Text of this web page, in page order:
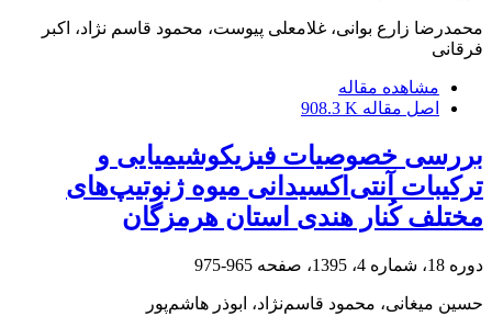
محمدرضا زارع بوانی، غلامعلی پیوست، محمود قاسم نژاد، اکبر
فرقانی
مشاهده مقاله
اصل مقاله 908.3 K
بررسی خصوصیات فیزیکوشیمیایی و
ترکیبات آنتی‌اکسیدانی میوه ژنوتیپ‌های
مختلف کُنار هندی استان هرمزگان
دوره 18، شماره 4، 1395، صفحه 965-975
حسین میغانی، محمود قاسم‌نژاد، ابوذر هاشم‌پور